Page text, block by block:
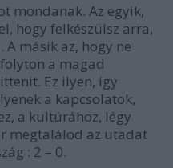
mondanak. Az egyik,
hogy felkészülsz arra,
másik az, hogy ne
a magad
Ez ilyen, így
a kapcsolatok,
a kultúrához, légy
megtalálod az utadat
: 2 – 0.